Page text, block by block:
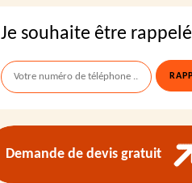
Je souhaite être rappelé
Demande de devis gratuit